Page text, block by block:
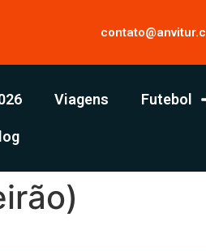
Viagens Futebol